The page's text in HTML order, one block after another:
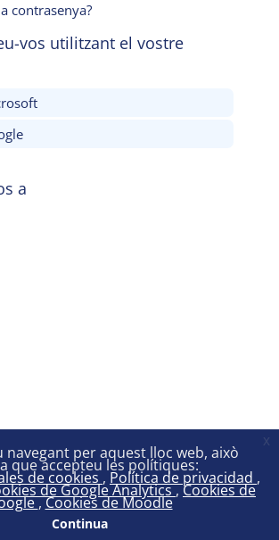
navegant per aquest lloc web, això
que accepteu les polítiques:
de cookies Política de privacidad
de Google Analytics Cookies de
Cookies de Moodle
Continua
x
contrasenya?
vos utilitzant el vostre
a